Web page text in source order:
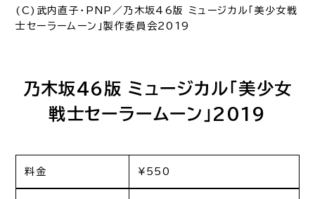
(C)武内直子・PNP／乃木坂46版 ミュージカル「美少女戦
士セーラームーン」製作委員会2019
乃木坂46版 ミュージカル「美少女
戦士セーラームーン」2019
料金 ¥550